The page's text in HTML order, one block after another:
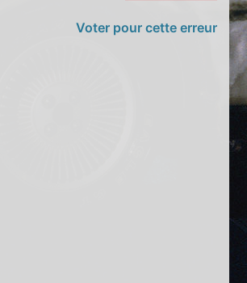
Voter pour cette erreur